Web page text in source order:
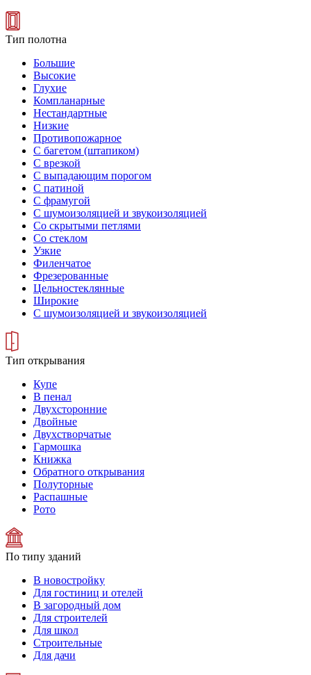
Тип полотна
Большие
Высокие
Глухие
Компланарные
Нестандартные
Низкие
Противопожарное
С багетом (штапиком)
С врезкой
С выпадающим порогом
С патиной
С фрамугой
С шумоизоляцией и звукоизоляцией
Со скрытыми петлями
Со стеклом
Узкие
Филенчатое
Фрезерованные
Цельностеклянные
Широкие
С шумоизоляцией и звукоизоляцией
Тип открывания
Купе
В пенал
Двухсторонние
Двойные
Двухстворчатые
Гармошка
Книжка
Обратного открывания
Полуторные
Распашные
Рото
По типу зданий
В новостройку
Для гостиниц и отелей
В загородный дом
Для строителей
Для школ
Строительные
Для дачи